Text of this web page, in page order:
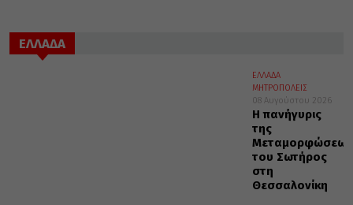
ΕΛΛΑΔΑ
ΕΛΛΑΔΑ
ΜΗΤΡΟΠΟΛΕΙΣ
08 Αυγούστου 2026
Η πανήγυρις
της
Μεταμορφώσεως
του Σωτήρος
στη
Θεσσαλονίκη